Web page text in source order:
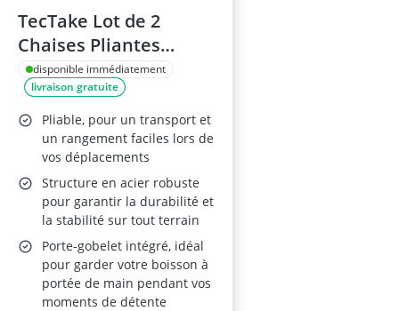
TecTake Lot de 2
Chaises Pliantes
Rembourrées
disponible immédiatement
livraison gratuite
Pliable, pour un transport et
un rangement faciles lors de
vos déplacements
Structure en acier robuste
pour garantir la durabilité et
la stabilité sur tout terrain
Porte-gobelet intégré, idéal
pour garder votre boisson à
portée de main pendant vos
moments de détente